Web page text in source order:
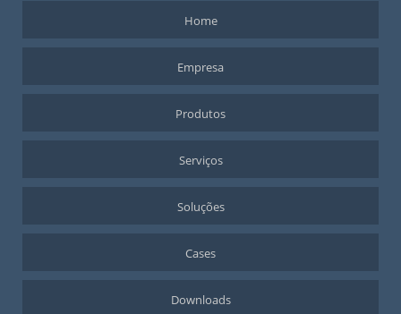
Home
Empresa
Produtos
Serviços
Soluções
Cases
Downloads